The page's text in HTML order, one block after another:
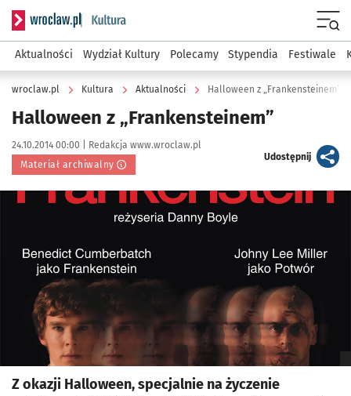
Serwis informacyjny wroclaw.pl podserwis: Kultura
Aktualności Wydział Kultury Polecamy Stypendia Festiwale
wroclaw.pl Kultura Aktualności Halloween z „Frankensteinem”
Halloween z „Frankensteinem”
Data publikacji:
24.10.2014 00:00 | Autor:
Redakcja www.wroclaw.pl
Materiał archiwalny
Udostępnijartykuł
Kliknij, aby powiększyć
Z okazji Halloween, specjalnie na życzenie